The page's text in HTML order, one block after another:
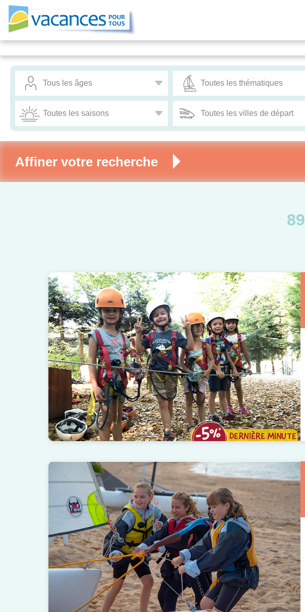
Affiner votre recherche
89